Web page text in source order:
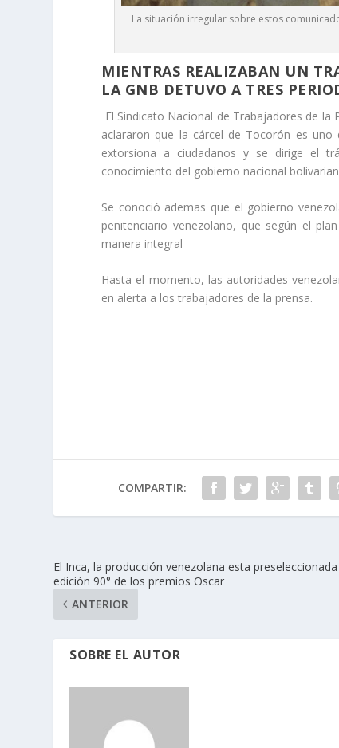
La situación irregular sobre estos
MIENTRAS REALIZABAN UN
LA GNB DETUVO A TRES
El Sindicato Nacional de Trabajadores de
aclararon que la cárcel de Tocorón es uno
extorsiona a ciudadanos y se dirige el
conocimiento del gobierno nacional
Se conoció ademas que el gobierno
penitenciario venezolano, que según el
manera integral
Hasta el momento, las autoridades
en alerta a los trabajadores de la prensa.
COMPARTIR:
El Inca, la producción venezolana esta
edición 90° de los premios Oscar
ANTERIOR
SOBRE EL AUTOR